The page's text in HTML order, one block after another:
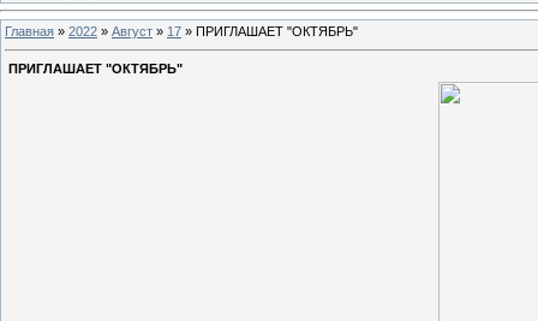
Главная » 2022 » Август » 17 » ПРИГЛАШАЕТ "ОКТЯБРЬ"
ПРИГЛАШАЕТ "ОКТЯБРЬ"